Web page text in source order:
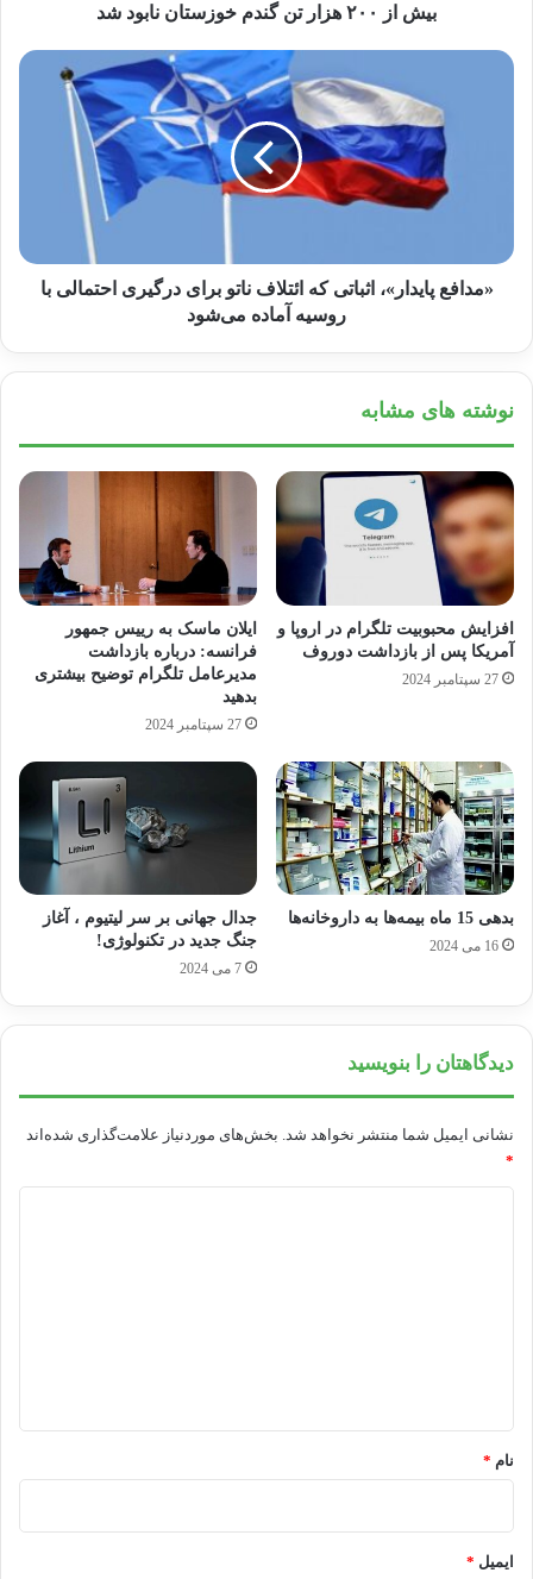
بیش از ۲۰۰ هزار تن گندم خوزستان نابود شد
«مدافع پایدار»، اثباتی که ائتلاف ناتو برای درگیری احتمالی با
روسیه آماده می‌شود
نوشته های مشابه
افزایش محبوبیت تلگرام در اروپا و
آمریکا پس از بازداشت دوروف
27 سپتامبر 2024
ایلان ماسک به رییس جمهور
فرانسه: درباره بازداشت
مدیرعامل تلگرام توضیح بیشتری
بدهید
27 سپتامبر 2024
بدهی 15 ماه بیمه‌ها به داروخانه‌ها
16 می 2024
جدال جهانی بر سر لیتیوم ، آغاز
جنگ جدید در تکنولوژی!
7 می 2024
دیدگاهتان را بنویسید
نشانی ایمیل شما منتشر نخواهد شد. بخش‌های موردنیاز علامت‌گذاری شده‌اند
*
نام *
ایمیل *